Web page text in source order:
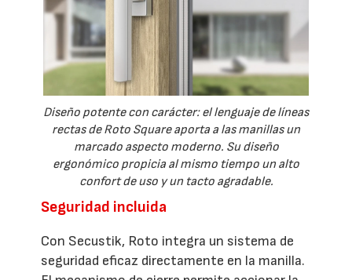
Diseño potente con carácter: el lenguaje de líneas
rectas de Roto Square aporta a las manillas un
marcado aspecto moderno. Su diseño
ergonómico propicia al mismo tiempo un alto
confort de uso y un tacto agradable.
Seguridad incluida
Con Secustik, Roto integra un sistema de
seguridad eficaz directamente en la manilla.